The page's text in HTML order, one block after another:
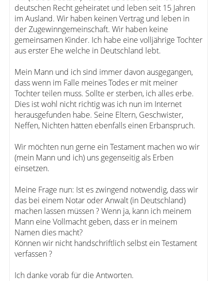
deutschen Recht geheiratet und leben seit 15 Jahren
im Ausland. Wir haben keinen Vertrag und leben in
der Zugewinngemeinschaft. Wir haben keine
gemeinsamen Kinder. Ich habe eine volljährige Tochter
aus erster Ehe welche in Deutschland lebt.
Mein Mann und ich sind immer davon ausgegangen,
dass wenn im Falle meines Todes er mit meiner
Tochter teilen muss. Sollte er sterben, ich alles erbe.
Dies ist wohl nicht richtig was ich nun im Internet
herausgefunden habe. Seine Eltern, Geschwister,
Neffen, Nichten hätten ebenfalls einen Erbanspruch.
Wir möchten nun gerne ein Testament machen wo wir
(mein Mann und ich) uns gegenseitig als Erben
einsetzen.
Meine Frage nun: Ist es zwingend notwendig, dass wir
das bei einem Notar oder Anwalt (in Deutschland)
machen lassen müssen ? Wenn ja, kann ich meinem
Mann eine Vollmacht geben, dass er in meinem
Namen dies macht?
Können wir nicht handschriftlich selbst ein Testament
verfassen ?
Ich danke vorab für die Antworten.